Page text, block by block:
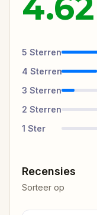
5 Sterren
4 Sterren
3 Sterren
2 Sterren
1 Ster
Recensies
Sorteer op